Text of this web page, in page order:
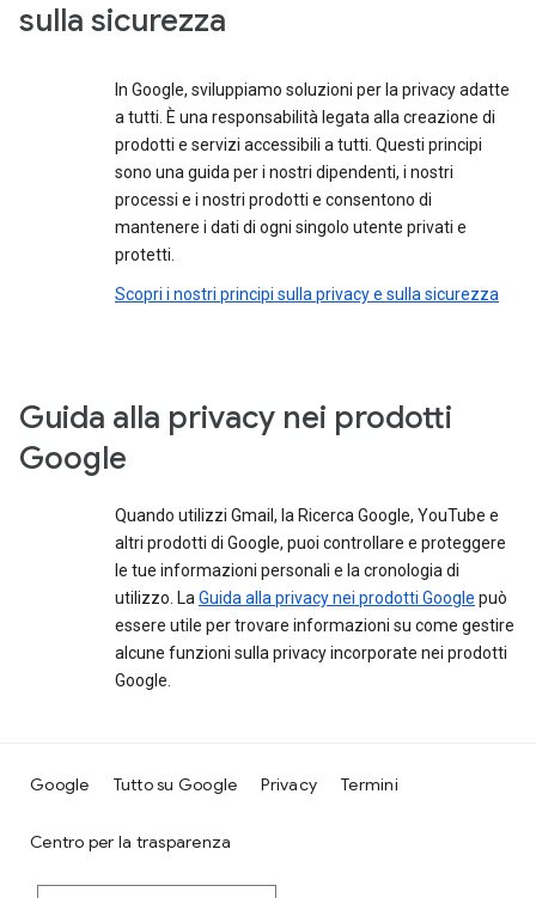
sulla sicurezza
In Google, sviluppiamo soluzioni per la privacy adatte
a tutti. È una responsabilità legata alla creazione di
prodotti e servizi accessibili a tutti. Questi principi
sono una guida per i nostri dipendenti, i nostri
processi e i nostri prodotti e consentono di
mantenere i dati di ogni singolo utente privati e
protetti.
Scopri i nostri principi sulla privacy e sulla sicurezza
Guida alla privacy nei prodotti
Google
Quando utilizzi Gmail, la Ricerca Google, YouTube e
altri prodotti di Google, puoi controllare e proteggere
le tue informazioni personali e la cronologia di
utilizzo. La Guida alla privacy nei prodotti Google può
essere utile per trovare informazioni su come gestire
alcune funzioni sulla privacy incorporate nei prodotti
Google.
Google Tutto su Google Privacy Termini
Centro per la trasparenza